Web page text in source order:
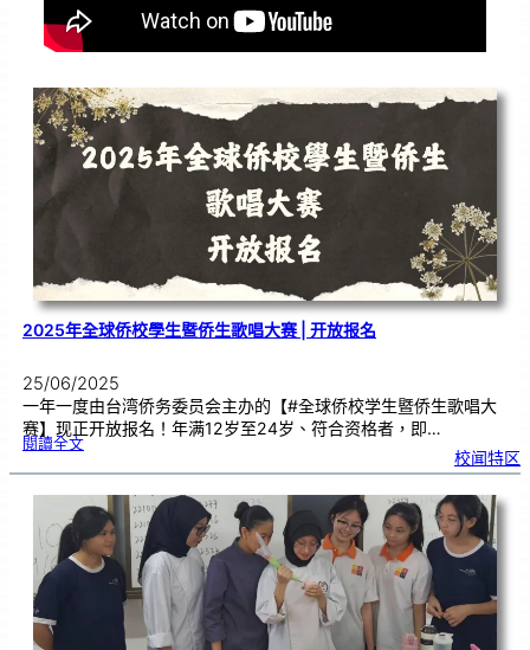
2025年全球侨校學生暨侨生歌唱大赛 | 开放报名
25/06/2025
一年一度由台湾侨务委员会主办的【#全球侨校学生暨侨生歌唱大
赛】现正开放报名！年满12岁至24岁、符合资格者，即…
閱讀全文:2
5
全
球
侨
生
暨
侨
生
歌
唱
校闻特区